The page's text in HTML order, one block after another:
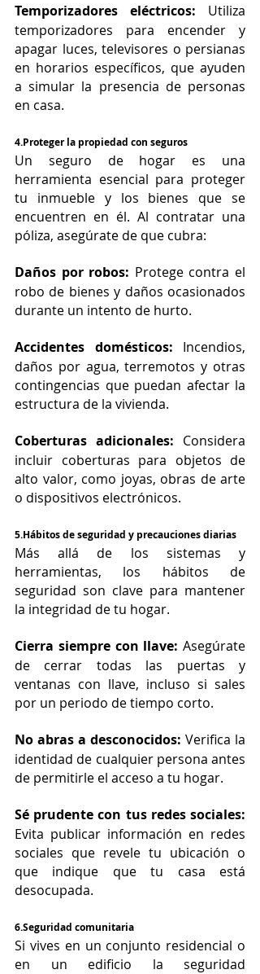
Temporizadores eléctricos: Utiliza
temporizadores para encender y
apagar luces, televisores o persianas
en horarios específicos, que ayuden
a simular la presencia de personas
en casa.
4.Proteger la propiedad con seguros
Un seguro de hogar es una
herramienta esencial para proteger
tu inmueble y los bienes que se
encuentren en él. Al contratar una
póliza, asegúrate de que cubra:
Daños por robos: Protege contra el
robo de bienes y daños ocasionados
durante un intento de hurto.
Accidentes domésticos: Incendios,
daños por agua, terremotos y otras
contingencias que puedan afectar la
estructura de la vivienda.
Coberturas adicionales: Considera
incluir coberturas para objetos de
alto valor, como joyas, obras de arte
o dispositivos electrónicos.
5.Hábitos de seguridad y precauciones diarias
Más allá de los sistemas y
herramientas, los hábitos de
seguridad son clave para mantener
la integridad de tu hogar.
Cierra siempre con llave: Asegúrate
de cerrar todas las puertas y
ventanas con llave, incluso si sales
por un periodo de tiempo corto.
No abras a desconocidos: Verifica la
identidad de cualquier persona antes
de permitirle el acceso a tu hogar.
Sé prudente con tus redes sociales:
Evita publicar información en redes
sociales que revele tu ubicación o
que indique que tu casa está
desocupada.
6.Seguridad comunitaria
Si vives en un conjunto residencial o
en un edificio la seguridad